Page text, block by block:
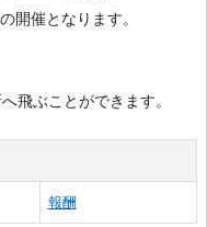
開催となります。
飛ぶことができます。
報酬